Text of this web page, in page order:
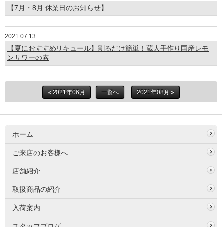
【7月・8月 休業日のお知らせ】
2021.07.13
【夏におすすめリキュール】割るだけ簡単！蔵人手作り国産レモ
ンサワーの素
« 2021年06月 一覧へ 2021年08月 »
ホーム
ご来店のお客様へ
店舗紹介
取扱商品の紹介
入荷案内